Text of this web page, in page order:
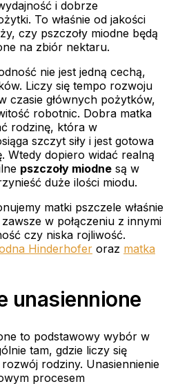
i dobrze
To właśnie od jakości
czy pszczoły miodne będą
na zbiór nektaru.
nie jest jedną cechą,
Liczy się tempo rozwoju
czasie głównych pożytków,
robotnic. Dobra matka
rodzinę, która w
szczyt siły i jest gotowa
Wtedy dopiero widać realną
pszczoły miodne są w
duże ilości miodu.
matki pszczele właśnie
w połączeniu z innymi
czy niska rojliwość.
Hinderhofer oraz matka
unasiennione
to podstawowy wybór w
tam, gdzie liczy się
rodziny. Unasiennienie
procesem